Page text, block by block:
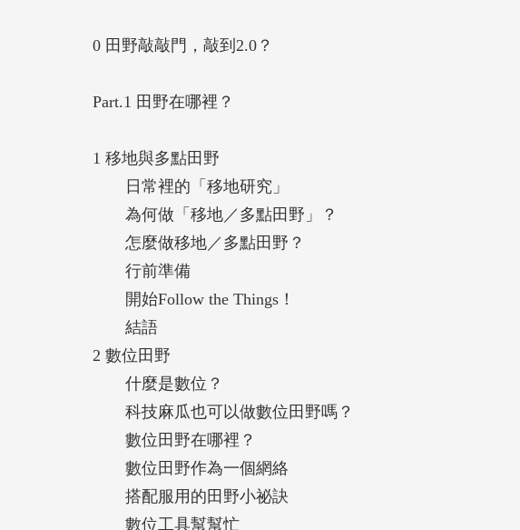
【各方推薦】
《田野敲敲門2》不只是一本關於田野工作的工具書，同時
技術以人類不可知的速度發展的時代，這本書不只是給專
們通往「知己知彼」、安身立命的旅程。——何欣潔（資深
當人類活動的尺度有了急遽變化，研究的路徑工具也必然
新的實踐經驗中，為新時代的田野工作者，提供了從理論
——吳易澄（新竹馬偕醫院精神科醫師）
當AI越來越具支配性，為了更好地理解人與社會的多樣性
書帶著讀者走入數位世界、文獻、機構、USR現場、多物
查工作者賦能，正是該世代最期待的指南。——宋世祥（中
裡的人類學家》作者）
0 田野敲敲門，敲到2.0？
Part.1 田野在哪裡？
1 移地與多點田野
日常裡的「移地研究」
為何做「移地／多點田野」？
怎麼做移地／多點田野？
行前準備
開始Follow the Things！
結語
2 數位田野
什麼是數位？
科技麻瓜也可以做數位田野嗎？
數位田野在哪裡？
數位田野作為一個網絡
搭配服用的田野小祕訣
數位工具幫幫忙